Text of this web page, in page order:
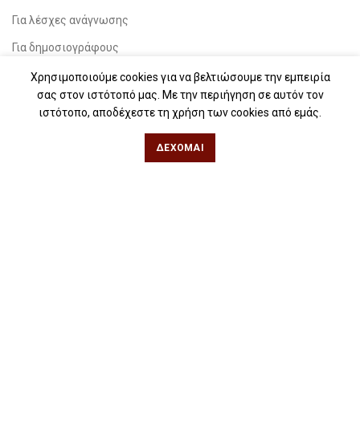
Για λέσχες ανάγνωσης
Για δημοσιογράφους
Για σχολεία
Για βιβλιοφιλικές ομάδες
Χρησιμοποιούμε cookies για να βελτιώσουμε την εμπειρία
σας στον ιστότοπό μας. Με την περιήγηση σε αυτόν τον
ιστότοπο, αποδέχεστε τη χρήση των cookies από εμάς.
ΔΈΧΟΜΑΙ